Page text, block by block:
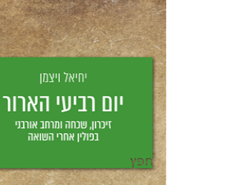
יחיאל ויצמן
יפעת וייס